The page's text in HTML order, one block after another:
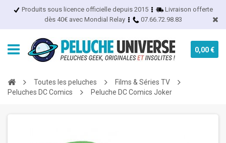
Produits sous licence officielle depuis 2015
Livraison offerte
dès 40€ avec Mondial Relay
07.66.72.98.83
0,00 €
Toutes les peluches
Films & Séries TV
Peluches DC Comics
Peluche DC Comics Joker